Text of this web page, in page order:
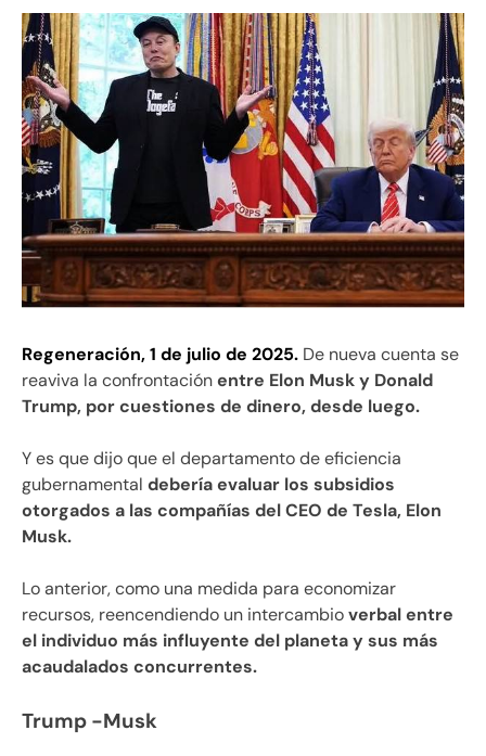
Regeneración, 1 de julio de 2025. De nueva cuenta se
reaviva la confrontaciónentre Elon Musk y Donald
Trump, por cuestiones de dinero, desde luego.
Y es que dijo que el departamento de eficiencia
gubernamental debería evaluar los subsidios
otorgados a las compañías del CEO de Tesla, Elon
Musk.
Lo anterior, como una medida para economizar
recursos, reencendiendo un intercambioverbal entre
el individuo más influyente del planeta y sus más
acaudalados concurrentes.
Trump -Musk